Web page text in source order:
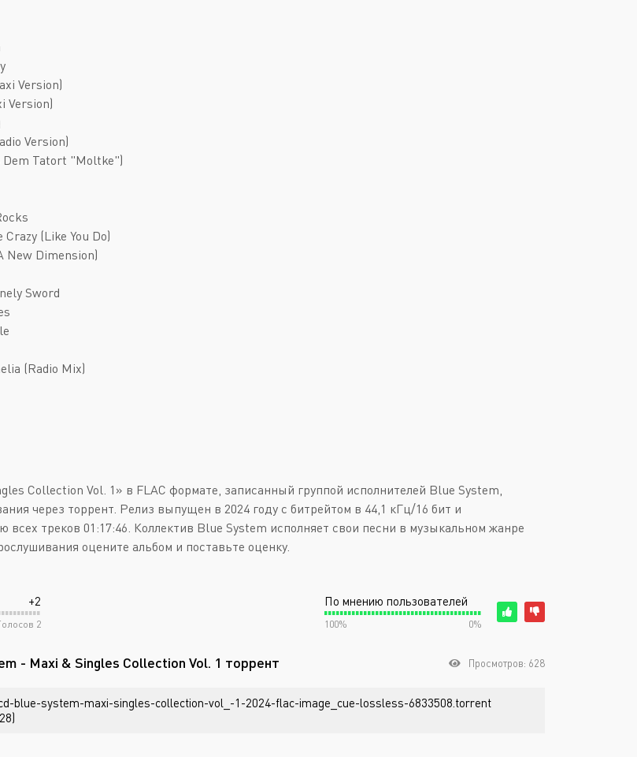
Metal
Metal
Metal
Death Metal
Version)
Version)
Version)
Dem Tatort "Moltke")
(Like You Do)
New Dimension)
Sword
(Radio Mix)
Collection Vol. 1» в FLAC формате, записанный группой исполнителей Blue System,
через торрент. Релиз выпущен в 2024 году с битрейтом в 44,1 кГц/16 бит и
всех треков 01:17:46. Коллектив Blue System исполняет свои песни в музыкальном жанре
оцените альбом и поставьте оценку.
+2
2
По мнению пользователей
100% 0%
- Maxi & Singles Collection Vol. 1 торрент Просмотров: 628
blue-system-maxi-singles-collection-vol_-1-2024-flac-image_cue-lossless-6833508.torrent